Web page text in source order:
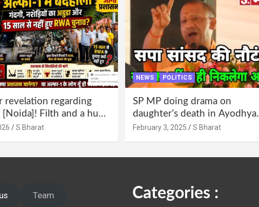
revelation regarding
[Noida]! Filth and a hub
abuse in Alpha-1, and
S Bharat
NEWS POLITICS
SP MP doing drama on
daughter’s death in Ayodhya.
Only SP’s scoundrel will be
February 3, 2025 S Bharat
Team Categories :